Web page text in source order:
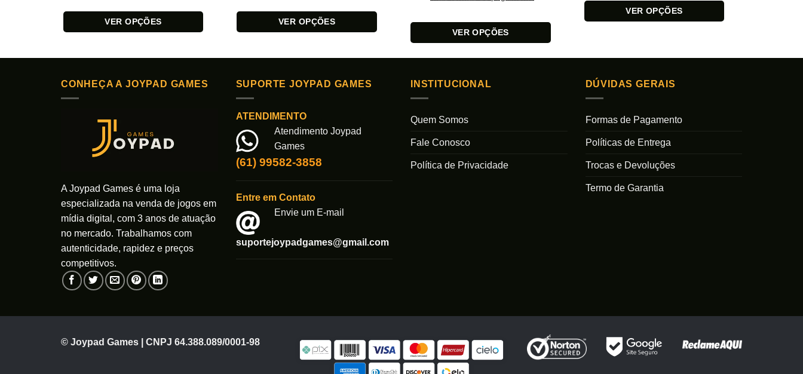
VER OPÇÕES
várias
página
do
produto
VER OPÇÕES
várias
opções
podem
ser
escolhidas
do
produto
VER OPÇÕES
várias
As
podem
VER OPÇÕES
variantes.
As
podem
ser
na
do
CONHEÇA A JOYPAD GAMES
A Joypad Games é uma loja
especializada na venda de jogos em
mídia digital, com 3 anos de atuação
no mercado. Trabalhamos com
autenticidade, rapidez e preços
competitivos.
SUPORTE JOYPAD GAMES
ATENDIMENTO
Atendimento Joypad
Games
(61) 99582-3858
Entre em Contato
Envie um E-mail
suportejoypadgames@gmail.com
INSTITUCIONAL
Quem Somos
Fale Conosco
Política de Privacidade
DÚVIDAS GERAIS
Formas de Pagamento
Políticas de Entrega
Trocas e Devoluções
Termo de Garantia
© Joypad Games | CNPJ 64.388.089/0001-98